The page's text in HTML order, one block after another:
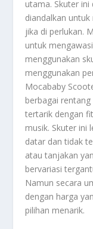
utama. Skuter
diandalkan
jika di perlukan.
untuk
menggunakan
menggunakan
Mocababy
berbagai
tertarik dengan
musik. Skuter ini
datar dan tidak
atau tanjakan
bervariasi
Namun secara
dengan harga
pilihan menarik.